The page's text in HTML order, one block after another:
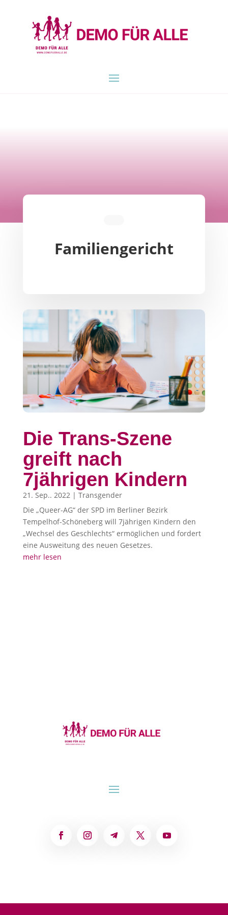
Familiengericht
Die Trans-Szene
greift nach
7jährigen Kindern
21. Sep.. 2022 | Transgender
Die „Queer-AG“ der SPD im Berliner Bezirk
Tempelhof-Schöneberg will 7jährigen Kindern den
„Wechsel des Geschlechts“ ermöglichen und fordert
eine Ausweitung des neuen Gesetzes.
mehr lesen